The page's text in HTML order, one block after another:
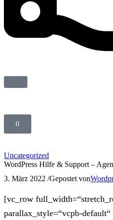
0
Uncategorized
WordPress Hilfe & Support –
3. März 2022 /Gepostet von
[vc_row
parallax_style=“vcpb-default“